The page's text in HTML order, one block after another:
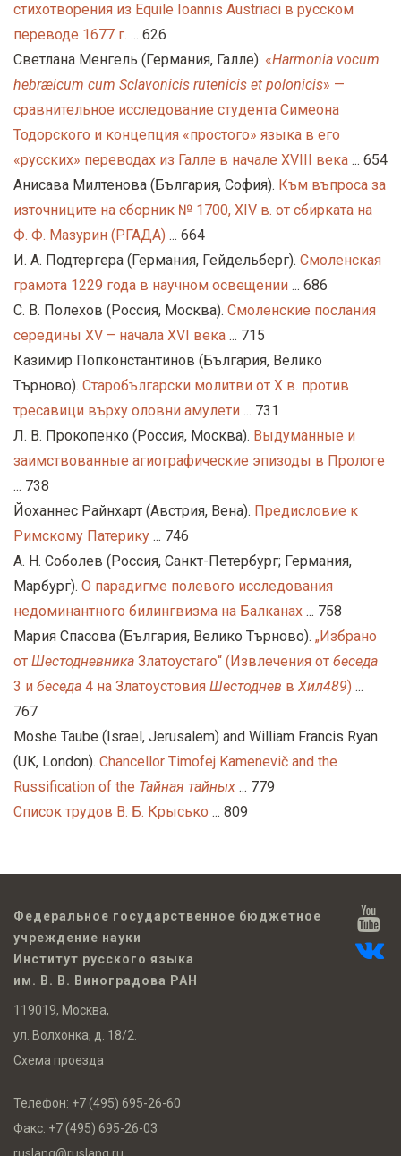
стихотворения из Equile Ioannis Austriaci в русском
переводе 1677 г. ... 626
Светлана Менгель (Германия, Галле). «Harmonia vocum
hebræicum cum Sclavonicis rutenicis et polonicis» —
сравнительное исследование студента Симеона
Тодорского и концепция «простого» языка в его
«русских» переводах из Галле в начале XVIII века ... 654
Анисава Милтенова (България, София). Към въпроса за
източниците на сборник № 1700, ХІV в. от сбирката на
Ф. Ф. Мазурин (РГАДА) ... 664
И. А. Подтергера (Германия, Гейдельберг). Смоленская
грамота 1229 года в научном освещении ... 686
С. В. Полехов (Россия, Москва). Смоленские послания
середины XV – начала XVI века ... 715
Казимир Попконстантинов (България, Велико
Търново). Старобългарски молитви от Х в. против
тресавици върху оловни амулети ... 731
Л. В. Прокопенко (Россия, Москва). Выдуманные и
заимствованные агиографические эпизоды в Прологе
... 738
Йоханнес Райнхарт (Австрия, Вена). Предисловие к
Римскому Патерику ... 746
А. Н. Соболев (Россия, Санкт-Петербург; Германия,
Марбург). О парадигме полевого исследования
недоминантного билингвизма на Балканах ... 758
Мария Спасова (България, Велико Търново). „Избрано
от Шестодневника Златоустаго“ (Извлечения от беседа
3 и беседа 4 на Златоустовия Шестоднев в Хил489) ...
767
Moshe Taube (Israel, Jerusalem) and William Francis Ryan
(UK, London). Chancellor Timofej Kamenevič and the
Russification of the Тайная тайных ... 779
Список трудов В. Б. Крысько ... 809
Федеральное государственное бюджетное
учреждение науки
Институт русского языка
им. В. В. Виноградова РАН
119019, Москва,
ул. Волхонка, д. 18/2.
Схема проезда
Телефон: +7 (495) 695-26-60
Факс: +7 (495) 695-26-03